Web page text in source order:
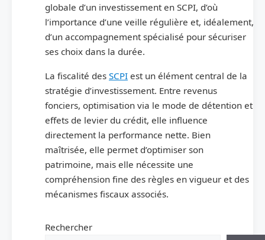
globale d’un investissement en SCPI, d’où
l’importance d’une veille régulière et, idéalement,
d’un accompagnement spécialisé pour sécuriser
ses choix dans la durée.
La fiscalité des SCPI est un élément central de la
stratégie d’investissement. Entre revenus
fonciers, optimisation via le mode de détention et
effets de levier du crédit, elle influence
directement la performance nette. Bien
maîtrisée, elle permet d’optimiser son
patrimoine, mais elle nécessite une
compréhension fine des règles en vigueur et des
mécanismes fiscaux associés.
Rechercher